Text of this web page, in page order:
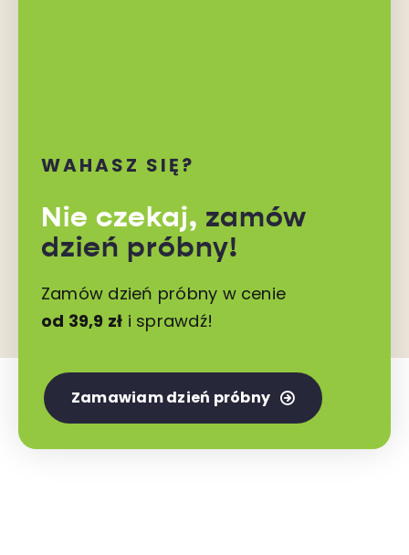
WAHASZ SIĘ?
Nie czekaj, zamów
dzień próbny!
Zamów dzień próbny w cenie
od 39,9 zł i sprawdź!
Zamawiam dzień próbny